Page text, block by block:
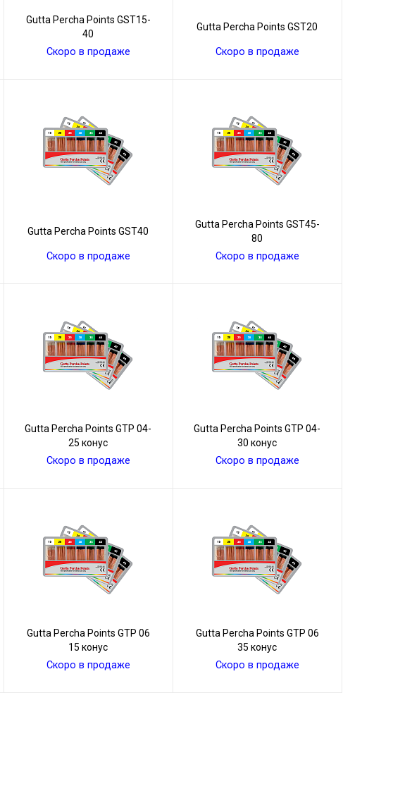
Gutta Percha Points GST15-
40
Скоро в продаже
Gutta Percha Points GST20
Скоро в продаже
Gutta Percha Points GST40
Скоро в продаже
Gutta Percha Points GST45-
80
Скоро в продаже
Gutta Percha Points GТР 04-
25 конус
Скоро в продаже
Gutta Percha Points GТР 04-
30 конус
Скоро в продаже
Gutta Percha Points GТР 06
15 конус
Скоро в продаже
Gutta Percha Points GТР 06
35 конус
Скоро в продаже